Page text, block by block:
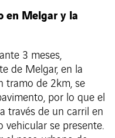
en Melgar y la
3 meses,
de Melgar, en la
tramo de 2km, se
por lo que el
través de un carril en
vehicular se presente.